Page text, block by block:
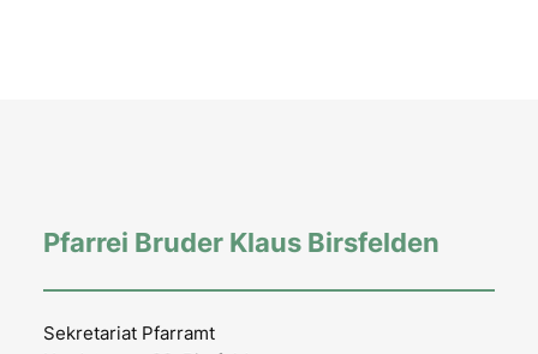
Pfarrei Bruder Klaus Birsfelden
Sekretariat Pfarramt